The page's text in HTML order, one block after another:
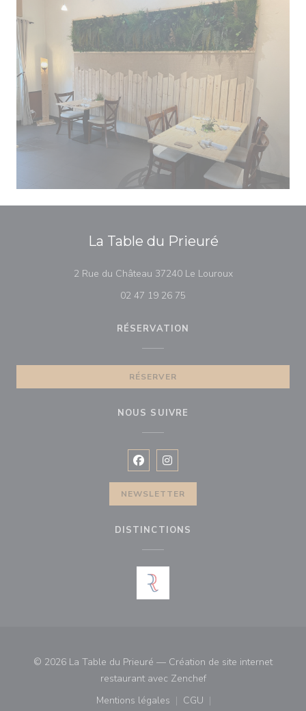
La Table du Prieuré
2 Rue du Château 37240 Le Louroux((ouvre une
02 47 19 26 75
RÉSERVATION
RÉSERVER
NOUS SUIVRE
Facebook ((ouvre une nouvelle
Instagram ((ouvre une
NEWSLETTER
DISTINCTIONS
© 2026 La Table du Prieuré — Création de site internet
restaurant avec Zenchef((ouvre une nouvelle
Mentions légales
((ouvre une nouvelle fenêtre))
CGU
((ouvre une nouvelle